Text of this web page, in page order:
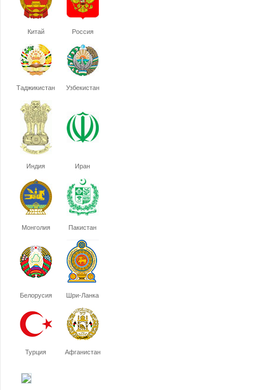
Китай Россия
Таджикистан Узбекистан
Индия Иран
Монголия Пакистан
Белорусия Шри-Ланка
Турция Афганистан